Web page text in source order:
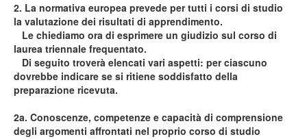
2. La normativa europea prevede per tutti i corsi di studio
la valutazione dei risultati di apprendimento.
Le chiediamo ora di esprimere un giudizio sul corso di
laurea triennale frequentato.
Di seguito troverà elencati vari aspetti: per ciascuno
dovrebbe indicare se si ritiene soddisfatto della
preparazione ricevuta.
2a. Conoscenze, competenze e capacità di comprensione
degli argomenti affrontati nel proprio corso di studio